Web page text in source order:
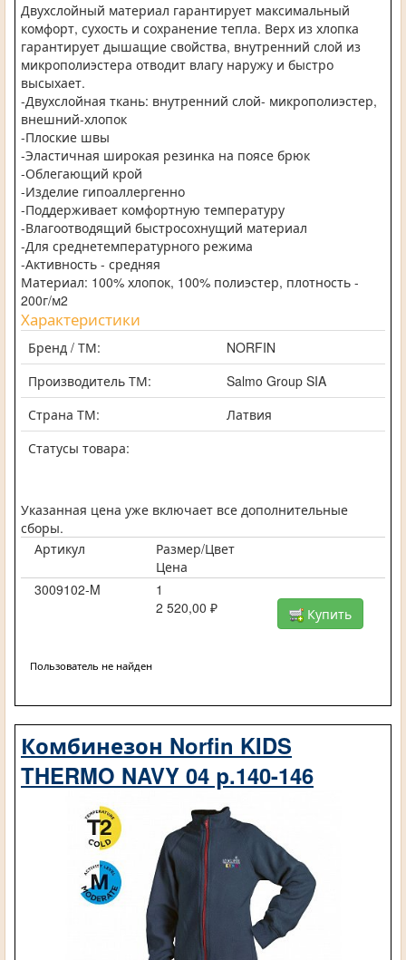
Двухслойный материал гарантирует максимальный
комфорт, сухость и сохранение тепла. Верх из хлопка
гарантирует дышащие свойства, внутренний слой из
микрополиэстера отводит влагу наружу и быстро
высыхает.
-Двухслойная ткань: внутренний слой- микрополиэстер,
внешний-хлопок
-Плоские швы
-Эластичная широкая резинка на поясе брюк
-Облегающий крой
-Изделие гипоаллергенно
-Поддерживает комфортную температуру
-Влагоотводящий быстросохнущий материал
-Для среднетемпературного режима
-Активность - средняя
Материал: 100% хлопок, 100% полиэстер, плотность -
200г/м2
Характеристики
Бренд / ТМ:
NORFIN
Производитель ТМ:
Salmo Group SIA
Страна ТМ:
Латвия
Статусы товара:
Указанная цена уже включает все дополнительные
сборы.
Артикул
Размер/Цвет
Цена
3009102-M
1
2 520,00 ₽
Купить
Пользователь не найден
Комбинезон Norfin KIDS
THERMO NAVY 04 р.140-146